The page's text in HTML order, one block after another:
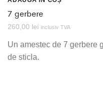
7 gerbere
260,00 lei inclusiv TVA
Un amestec de 7 gerbere
de sticla.